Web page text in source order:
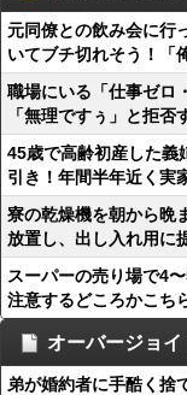
元同僚との飲み会に行
いてブチ切れそう！「
職場にいる「仕事ゼロ
「無理ですぅ」と拒否
45歳で高齢初産した義
引き！年間半年近く実
寮の乾燥機を朝から晩
放置し、出し入れ用に
スーパーの売り場で4
注意するどころかこち
オーバージョイ
弟が婚約者に手酷く